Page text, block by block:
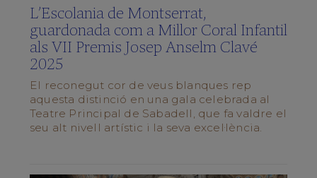
El
Director
La
Schola
Cantorum
Repertori
Forma’n
part
L’Escolania de Montserrat,
guardonada com a Millor Coral Infantil
als VII Premis Josep Anselm Clavé
2025
El reconegut cor de veus blanques rep
aquesta distinció en una gala celebrada al
Teatre Principal de Sabadell, que fa valdre el
seu alt nivell artístic i la seva excel·lència.